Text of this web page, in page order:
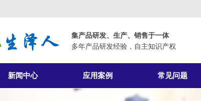
集产品研发、生产、销售于一体
多年产品研发经验，自主知识产权
新闻中心 应用案例 常见问题